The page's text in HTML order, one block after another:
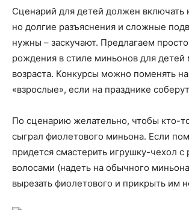
Сценарий для детей должен включать
но долгие разъяснения и сложные
нужны – заскучают. Предлагаем
рождения в стиле миньонов для детей
возраста. Конкурсы можно поменять
«взрослые», если на празднике
По сценарию желательно, чтобы кто-
сыграл фиолетового миньона. Если
придется смастерить игрушку-чехол
волосами (надеть на обычного
вырезать фиолетового и прикрыть им